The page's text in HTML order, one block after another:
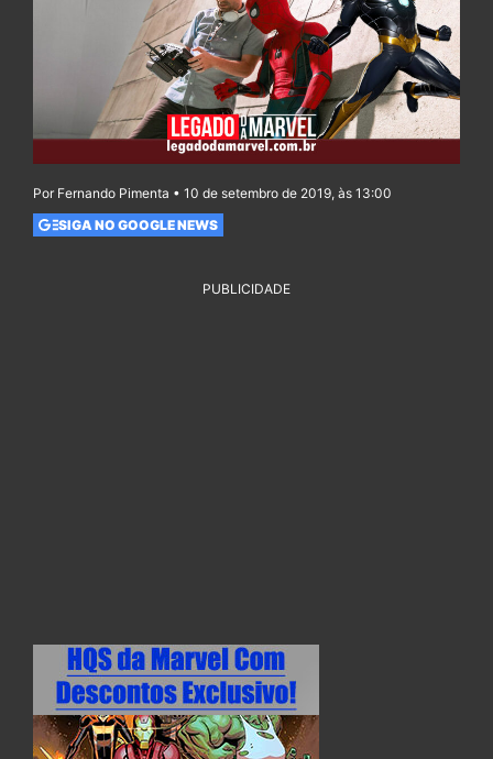
Por Fernando Pimenta • 10 de setembro de 2019, às 13:00
SIGA NO GOOGLE NEWS
PUBLICIDADE